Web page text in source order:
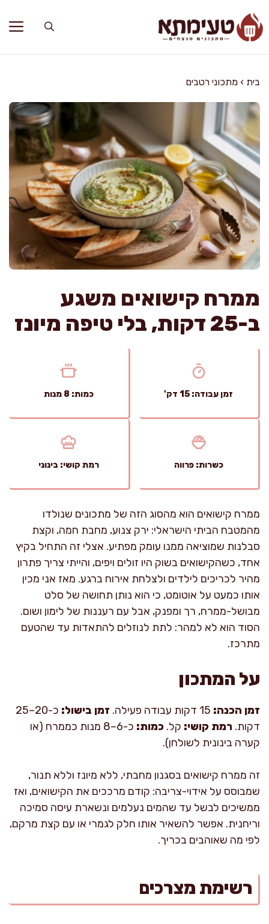
לתוכן
בית › מתכוני רטבים
ממרח קישואים משגע
ב-25 דקות, בלי טיפה מיונז
זמן עבודה: 15 דק' כמות: 8 מנות
כשרות: פרווה רמת קושי: בינוני
ממרח קישואים הוא מהסוג הזה של מתכונים שנולדו
מהמטבח הביתי הישראלי: ירק צנוע, מחבת חמה, וקצת
סבלנות שמוציאה ממנו עומק מפתיע. אצלי זה התחיל בקיץ
אחד, כשהקישואים בשוק היו זולים ויפים, והייתי צריך פתרון
מהיר לכריכים לילדים ולצלחת אירוח ברגע. מאז אני מכין
אותו כמעט על אוטומט, כי הוא נותן תחושה של סלט
מבושל-ממרח, רך ומפנק, אבל עם רעננות של לימון ושום.
הסוד הוא לא למהר: לתת לנוזלים להתאדות עד שהטעם
מתרכז.
על המתכון
זמן הכנה: זמן בישול:
כ-20–25
דקות. רמת קושי: קל. כמות:
כ-6–8 מנות כממרח (או
קערה בינונית לשולחן).
זה ממרח קישואים בסגנון מחבתי, ללא מיונז וללא תנור,
שמבוסס על אידוי-צריבה: קודם מרככים את הקישואים, ואז
ממשיכים לבשל עד שהמים נעלמים ונשארת עיסה סמיכה
וריחנית. אפשר להשאיר אותו חלק לגמרי או עם קצת מרקם,
לפי מה שאוהבים בכריך.
רשימת מצרכים